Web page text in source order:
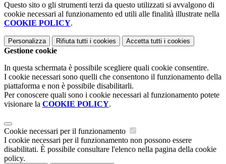
Questo sito o gli strumenti terzi da questo utilizzati si avvalgono di
cookie necessari al funzionamento ed utili alle finalità illustrate nella
COOKIE POLICY.
Personalizza Rifiuta tutti i cookies Accetta tutti i cookies
Gestione cookie
In questa schermata è possibile scegliere quali cookie consentire.
I cookie necessari sono quelli che consentono il funzionamento della
piattaforma e non è possibile disabilitarli.
Per conoscere quali sono i cookie necessari al funzionamento potete
visionare la COOKIE POLICY.
Cookie necessari per il funzionamento
I cookie necessari per il funzionamento non possono essere
disabilitati. È possibile consultare l'elenco nella pagina della cookie
policy.